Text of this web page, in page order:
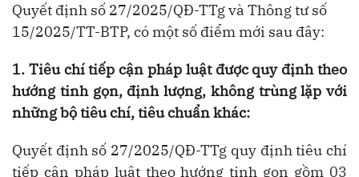
Quyết định số 27/2025/QĐ-TTg và Thông tư số
15/2025/TT-BTP, có một số điểm mới sau đây:
1. Tiêu chí tiếp cận pháp luật được quy định theo
hướng tinh gọn, định lượng, không trùng lặp với
những bộ tiêu chí, tiêu chuẩn khác:
Quyết định số 27/2025/QĐ-TTg quy định tiêu chí
tiếp cận pháp luật theo hướng tinh gọn gồm 03